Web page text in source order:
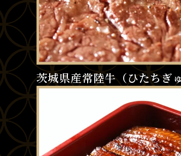
茨城県産常陸牛（ひたちぎ